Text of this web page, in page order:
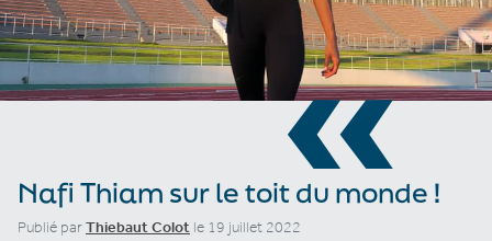
«
Nafi Thiam sur le toit du monde !
Publié parThiebaut Colot le 19 juillet 2022